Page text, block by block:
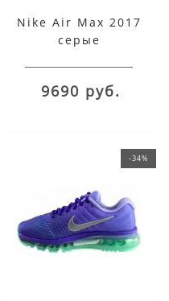
Nike Air Max 2017
серые
9690 руб.
-34%